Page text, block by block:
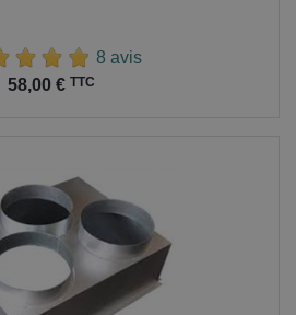
8 avis
58,00 € TTC